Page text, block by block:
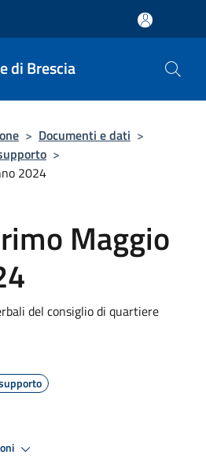
di Brescia
> Documenti e dati >
>
2024
Maggio
del consiglio di quartiere